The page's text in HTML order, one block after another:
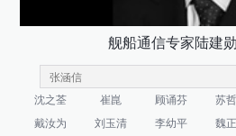
舰船通信专家陆建
沈之荃 崔崑 顾诵芬 苏
戴汝为
刘玉清 李幼平 魏